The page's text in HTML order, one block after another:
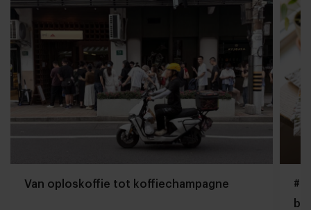
Van oploskoffie tot koffiechampagne